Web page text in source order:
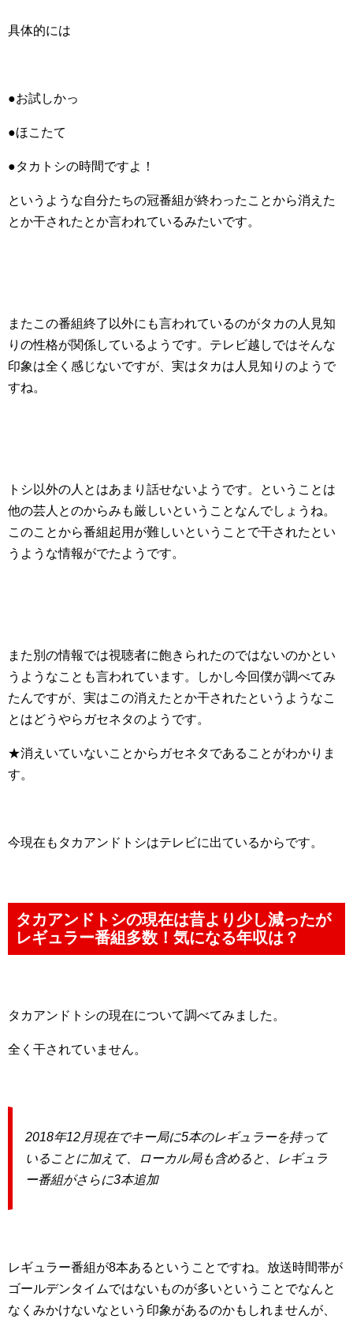
具体的には
●お試しかっ
●ほこたて
●タカトシの時間ですよ！
というような自分たちの冠番組が終わったことから消えた
とか干されたとか言われているみたいです。
またこの番組終了以外にも言われているのがタカの人見知
りの性格が関係しているようです。テレビ越しではそんな
印象は全く感じないですが、実はタカは人見知りのようで
すね。
トシ以外の人とはあまり話せないようです。ということは
他の芸人とのからみも厳しいということなんでしょうね。
このことから番組起用が難しいということで干されたとい
うような情報がでたようです。
また別の情報では視聴者に飽きられたのではないのかとい
うようなことも言われています。しかし今回僕が調べてみ
たんですが、実はこの消えたとか干されたというようなこ
とはどうやらガセネタのようです。
★消えいていないことからガセネタであることがわかりま
す。
今現在もタカアンドトシはテレビに出ているからです。
タカアンドトシの現在は昔より少し減ったが
レギュラー番組多数！気になる年収は？
タカアンドトシの現在について調べてみました。
全く干されていません。
2018年12月現在でキー局に5本のレギュラーを持って
いることに加えて、ローカル局も含めると、レギュラ
ー番組がさらに3本追加
レギュラー番組が8本あるということですね。放送時間帯が
ゴールデンタイムではないものが多いということでなんと
なくみかけないなという印象があるのかもしれませんが、